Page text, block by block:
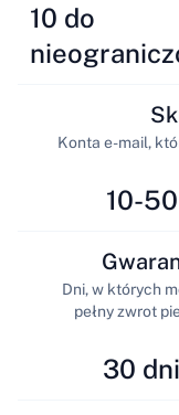
10 do
10-50
Konta e-mail,
30 dni
Dni, w których
pełny zwrot